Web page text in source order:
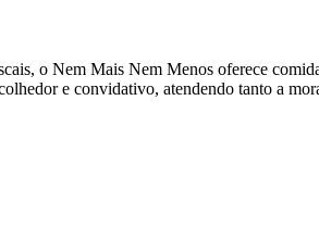
o Nem Mais Nem Menos oferece
e convidativo, atendendo tanto a